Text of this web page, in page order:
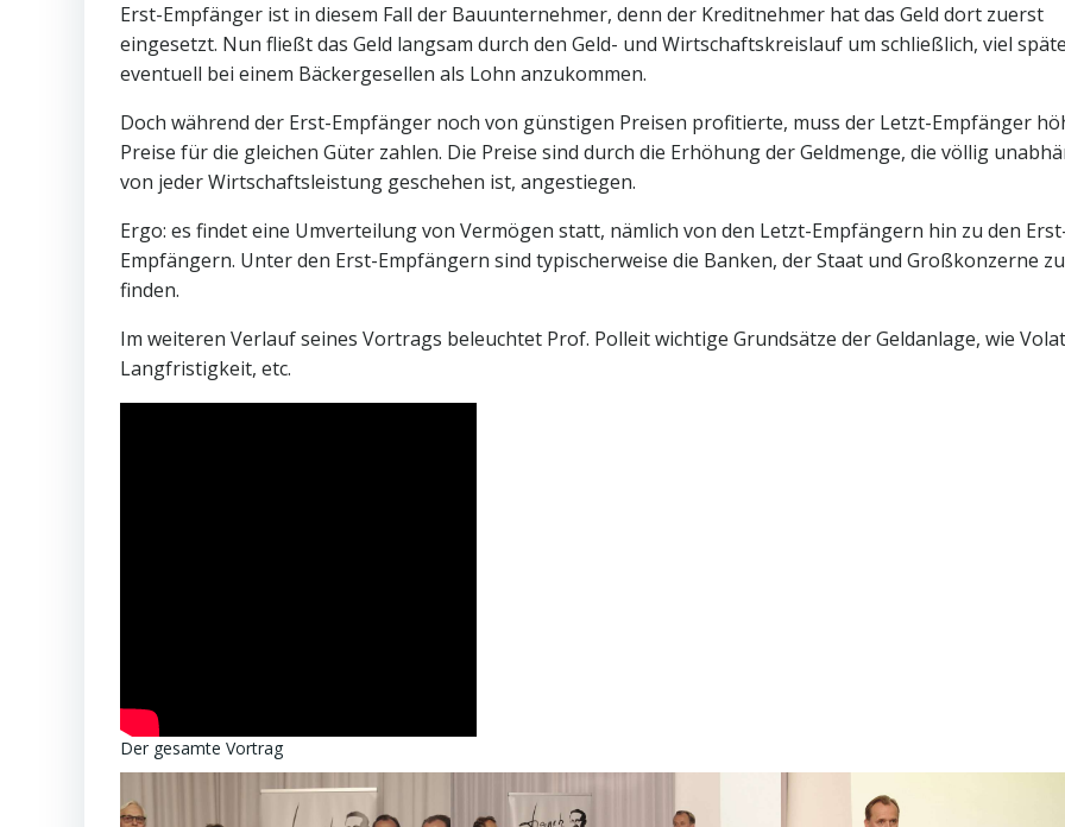
Erst-Empfänger ist in diesem Fall der Bauunternehmer, denn der Kreditnehmer hat das Geld dort zuerst
eingesetzt. Nun fließt das Geld langsam durch den Geld- und Wirtschaftskreislauf um schließlich, viel
eventuell bei einem Bäckergesellen als Lohn anzukommen.
Doch während der Erst-Empfänger noch von günstigen Preisen profitierte, muss der Letzt-Empfänger
Preise für die gleichen Güter zahlen. Die Preise sind durch die Erhöhung der Geldmenge, die völlig
von jeder Wirtschaftsleistung geschehen ist, angestiegen.
Ergo: es findet eine Umverteilung von Vermögen statt, nämlich von den Letzt-Empfängern hin zu den
Empfängern. Unter den Erst-Empfängern sind typischerweise die Banken, der Staat und Großkonzerne zu
finden.
Im weiteren Verlauf seines Vortrags beleuchtet Prof. Polleit wichtige Grundsätze der Geldanlage, wie
Langfristigkeit, etc.
Der gesamte Vortrag